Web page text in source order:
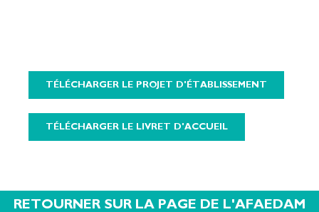
TÉLÉCHARGER LE PROJET D'ÉTABLISSEMENT
TÉLÉCHARGER LE LIVRET D'ACCUEIL
RETOURNER SUR LA PAGE DE L'AFAEDAM